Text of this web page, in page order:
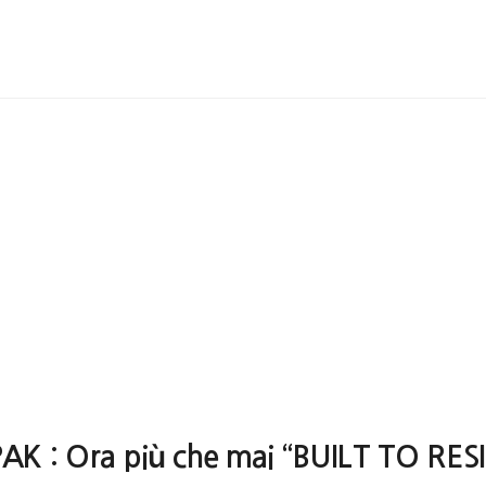
: Ora più che mai “BUILT TO